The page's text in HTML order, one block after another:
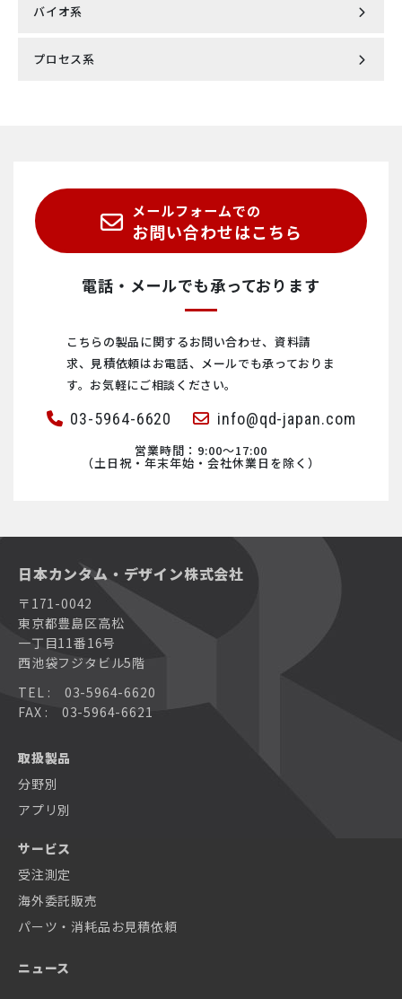
半導体
ポリマー
ナノスポッティング
ウルトラファインバブル
バイオ系
エクソソーム
プロセス系
濃硫酸濃度計 メールフォームでの
お問い合わせはこちら
電話・メールでも承っております
こちらの製品に関するお問い合わせ、資料請
求、見積依頼はお電話、メールでも承っておりま
す。お気軽にご相談ください。
03-5964-6620 info@qd-japan.com
営業時間：9:00〜17:00
（土日祝・年末年始・会社休業日を除く）
取扱製品
分野別
アプリ別
サービス
受注測定
海外委託販売
パーツ・消耗品お見積依頼
ニュース
日本カンタム・デザイン株式会社
〒171-0042
東京都豊島区高松
一丁目11番16号
西池袋フジタビル5階
TEL : 03-5964-6620
FAX : 03-5964-6621